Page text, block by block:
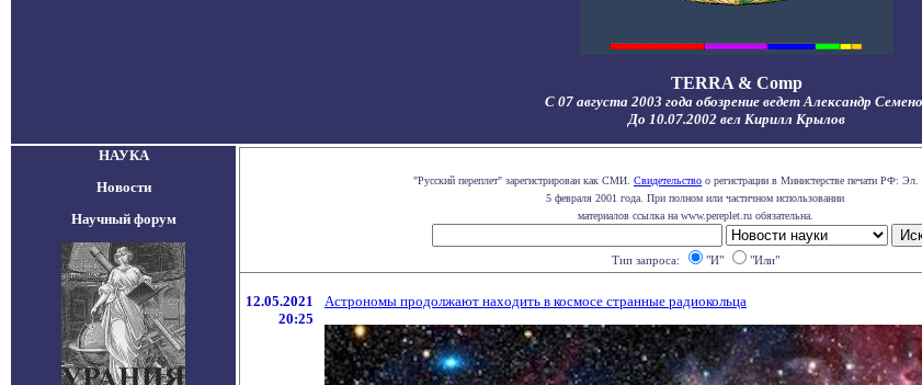
TERRA & Comp
С 07 августа 2003 года обозрение ведет Александр
До 10.07.2002 вел Кирилл Крылов
НАУКА
Новости
Научный форум
"Русский переплет" зарегистрирован как СМИ. Свидетельство о регистрации в Министерстве печати РФ: Эл.
5 февраля 2001 года. При полном или частичном использовании
материалов ссылка на www.pereplet.ru обязательна.
Тип запроса: "И" "Или"
12.05.2021
20:25
Астрономы продолжают находить в космосе странные радиокольца